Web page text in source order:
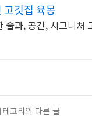
고깃집 육몽
술과, 공간, 시그니처
고리의 다른 글